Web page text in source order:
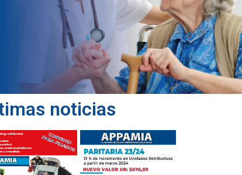
noticias